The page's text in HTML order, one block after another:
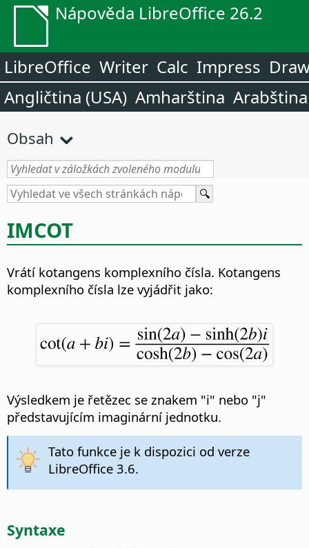
Nápověda LibreOffice 26.2
LibreOffice Writer Calc Impress
Angličtina (USA) Amharština Arabština
Obsah
IMCOT
Vrátí kotangens komplexního čísla. Kotangens
komplexního čísla lze vyjádřit jako:
Výsledkem je řetězec se znakem "i" nebo "j"
představujícím imaginární jednotku.
Tato funkce je k dispozici od verze
LibreOffice 3.6.
Syntaxe